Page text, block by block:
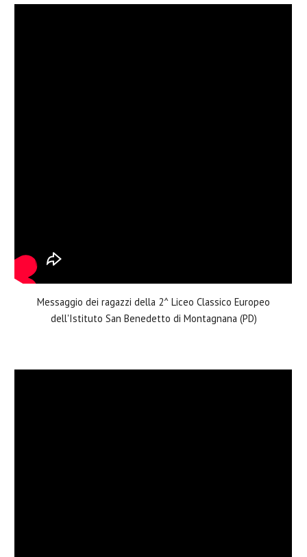
Messaggio dei ragazzi della 2^ Liceo Classico Europeo
dell'Istituto San Benedetto di Montagnana (PD)